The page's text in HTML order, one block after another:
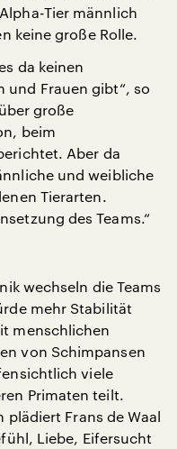
Tier männlich
keine große Rolle.
da keinen
und Frauen gibt“, so
große
beim
Aber da
und weibliche
Tierarten.
des Teams.“
wechseln die Teams
mehr Stabilität
menschlichen
von Schimpansen
viele
Primaten teilt.
plädiert Frans de Waal
Liebe, Eifersucht